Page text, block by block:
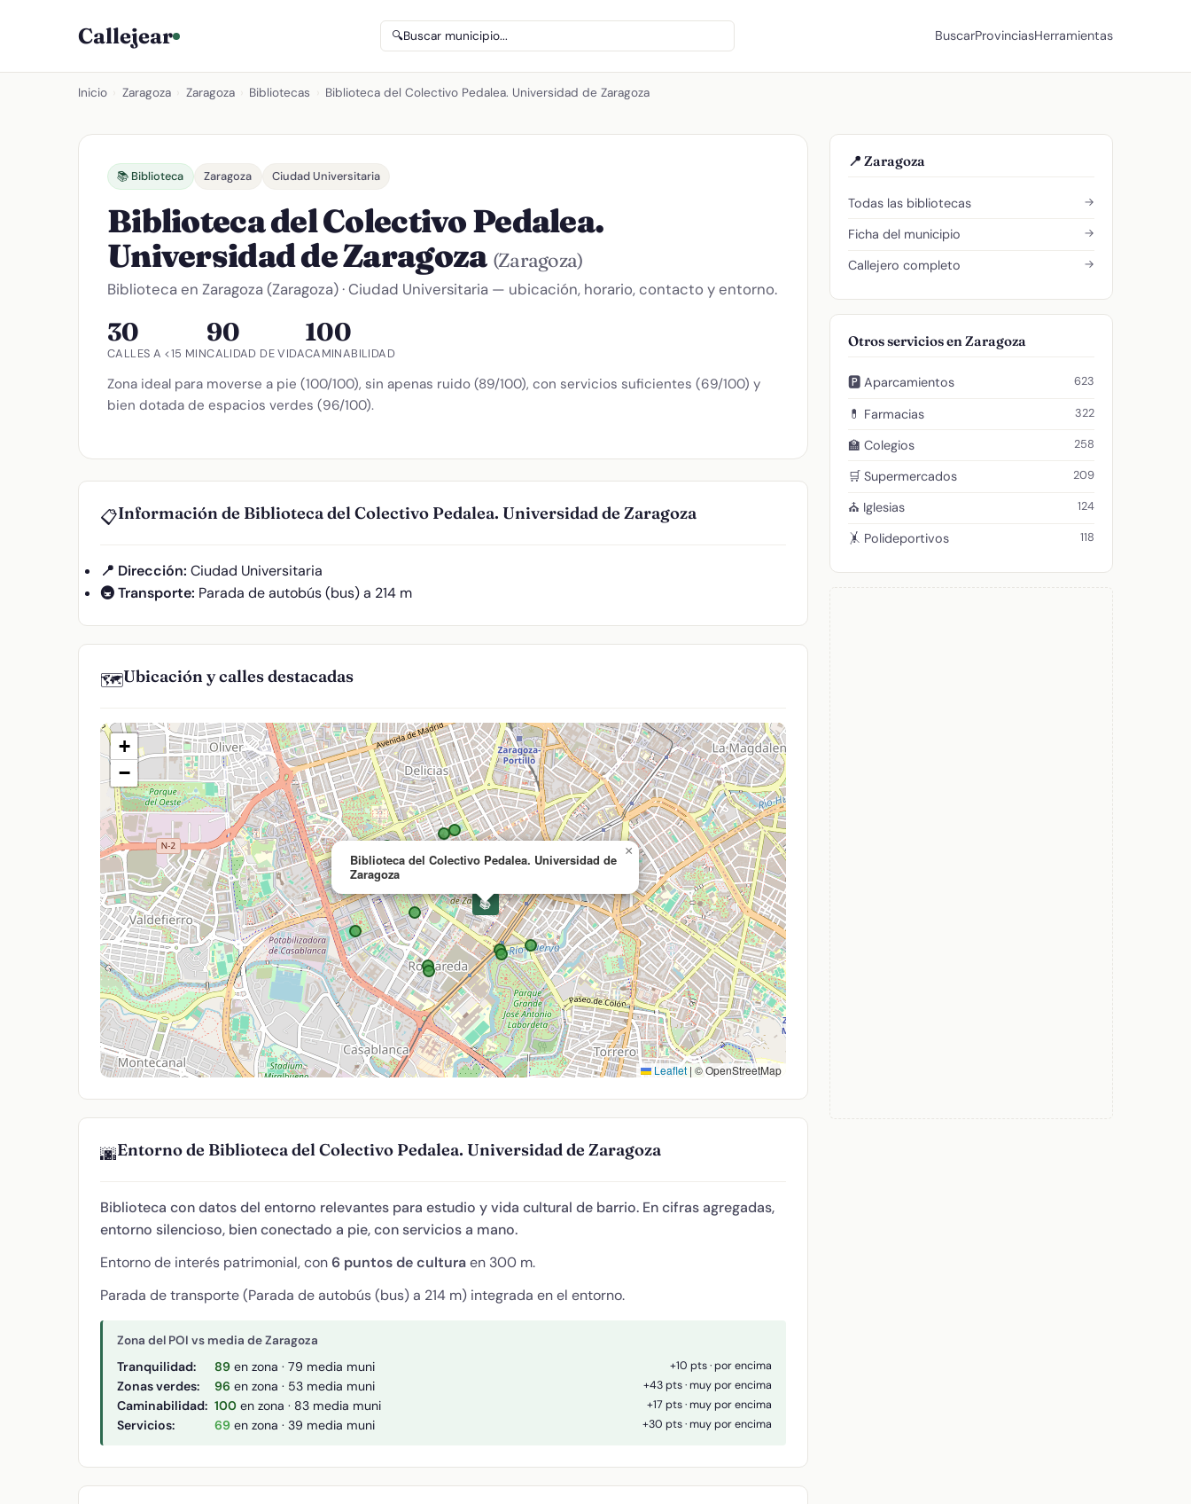
Callejear 🔍Buscar municipio... BuscarProvinciasHerramientas
Inicio Zaragoza Zaragoza Bibliotecas Biblioteca del Colectivo Pedalea. Universidad de Zaragoza
📚 Biblioteca Zaragoza Ciudad Universitaria
Biblioteca del Colectivo Pedalea.
Universidad de Zaragoza (Zaragoza)
Biblioteca en Zaragoza (Zaragoza) · Ciudad Universitaria — ubicación, horario, contacto y entorno.
30
CALLES A <15 MIN
90
CALIDAD DE VIDA
100
CAMINABILIDAD
Zona ideal para moverse a pie (100/100), sin apenas ruido (89/100), con servicios suficientes (69/100) y
bien dotada de espacios verdes (96/100).
📋Información de Biblioteca del Colectivo Pedalea. Universidad de Zaragoza
📍 Dirección: Ciudad Universitaria
🚇 Transporte: Parada de autobús (bus) a 214 m
🗺️Ubicación y calles destacadas
📚
Biblioteca del Colectivo Pedalea. Universidad de
Zaragoza
×
+
−
Leaflet | © OpenStreetMap
🌆Entorno de Biblioteca del Colectivo Pedalea. Universidad de Zaragoza
Biblioteca con datos del entorno relevantes para estudio y vida cultural de barrio. En cifras agregadas,
entorno silencioso, bien conectado a pie, con servicios a mano.
Entorno de interés patrimonial, con6 puntos de culturaen 300 m.
Parada de transporte (Parada de autobús (bus) a 214 m) integrada en el entorno.
Zona del POI vs media de Zaragoza
Tranquilidad: 89 en zona · 79 media muni +10 pts · por encima
Zonas verdes: 96 en zona · 53 media muni +43 pts · muy por encima
Caminabilidad: 100 en zona · 83 media muni +17 pts · muy por encima
Servicios: 69 en zona · 39 media muni +30 pts · muy por encima
📍 Zaragoza
Todas las bibliotecas →
Ficha del municipio →
Callejero completo →
Otros servicios en Zaragoza
🅿️ Aparcamientos 623
💊 Farmacias 322
🏫 Colegios 258
🛒 Supermercados 209
⛪ Iglesias 124
🤸 Polideportivos 118